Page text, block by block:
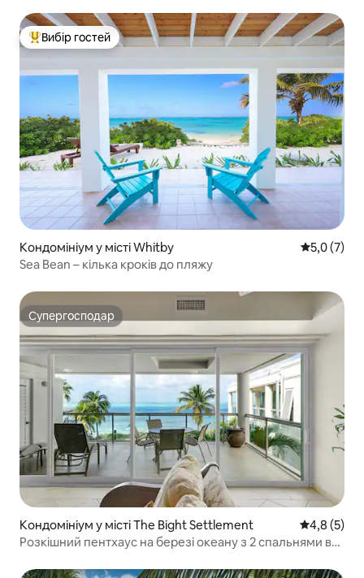
Топ вибір гостей
Вибір гостей
Кондомініум у місті Whitby Середня
5,0 (7)
Sea Bean – кілька кроків до пляжу
Супергосподар
Супергосподар
Кондомініум у місті The Bight Settlement Середня
4,8 (5)
Розкішний пентхаус на березі океану з 2 спальнями в